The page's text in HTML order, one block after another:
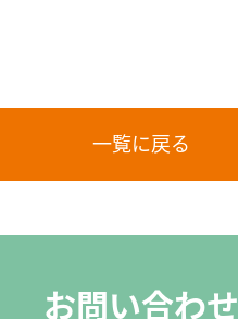
一覧に戻る
お問い合わせ